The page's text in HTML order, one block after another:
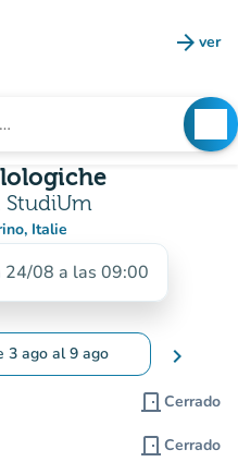
arrow_forward ver
StudiUm
Italie
Maps)
24/08 a las 09:00
3 ago al9 ago
para cambiar las
chevron_right
door_front Cerrado
door_front Cerrado